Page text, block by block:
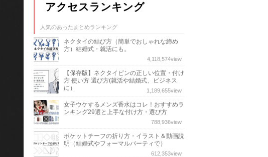
アクセスランキング
人気のあったまとめランキング
ネクタイの結び方（簡単でおしゃれな締め
方）結婚式・就活にも。
4,118,574view
【保存版】ネクタイピンの正しい位置・付け
方 使い方 選び方(就活や結婚式、ビジネス
に）
1,189,655view
女子ウケするメンズ香水はコレ！おすすめラ
ンキング29選と上手な付け方・選び方
788,936view
ポケットチーフの折り方・イラスト＆動画説
明（結婚式やフォーマルパーティで）
612,353view